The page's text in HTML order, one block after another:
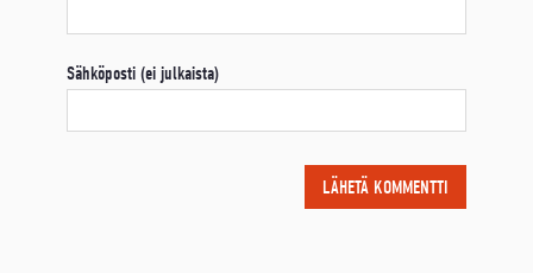
Sähköposti (ei julkaista)